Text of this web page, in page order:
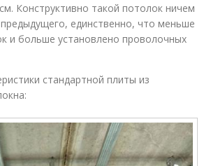
Конструктивно такой потолок ничем
единственно, что меньше
и больше установлено проволочных
стандартной плиты из